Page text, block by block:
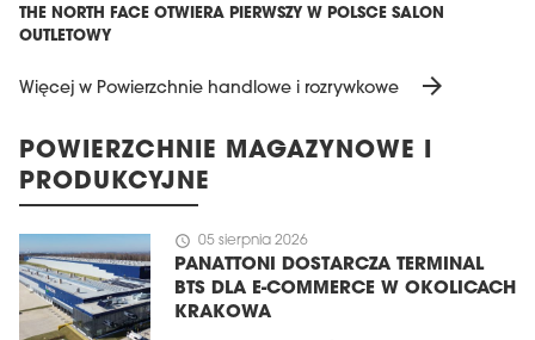
THE NORTH FACE OTWIERA PIERWSZY W POLSCE SALON
OUTLETOWY
Więcej w Powierzchnie handlowe i rozrywkowe arrow_forward
POWIERZCHNIE MAGAZYNOWE I
PRODUKCYJNE
schedule 05 sierpnia 2026
PANATTONI DOSTARCZA TERMINAL
BTS DLA E-COMMERCE W OKOLICACH
KRAKOWA